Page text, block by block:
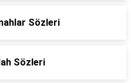
Sözleri
Sözleri